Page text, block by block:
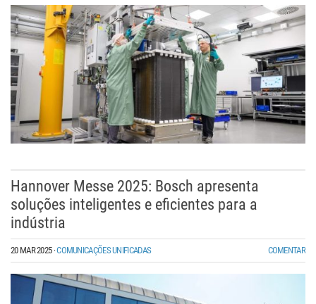
Hannover Messe 2025: Bosch apresenta
soluções inteligentes e eficientes para a
indústria
20 MAR 2025·COMUNICAÇÕES UNIFICADAS COMENTAR